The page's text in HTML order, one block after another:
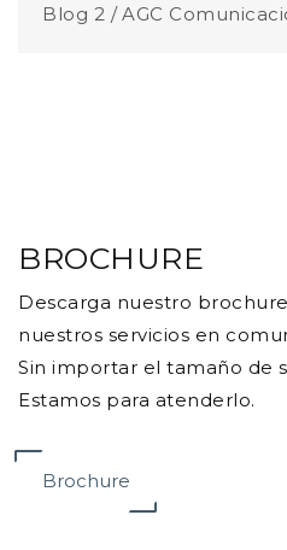
Blog 2 / AGC
BROCHURE
Descarga nuestro
nuestros servicios en
Sin importar el tamaño de
Estamos para atenderlo.
Brochure